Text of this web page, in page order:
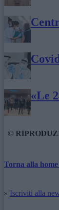
«Le
©
Torna alla home
» Iscriviti alla